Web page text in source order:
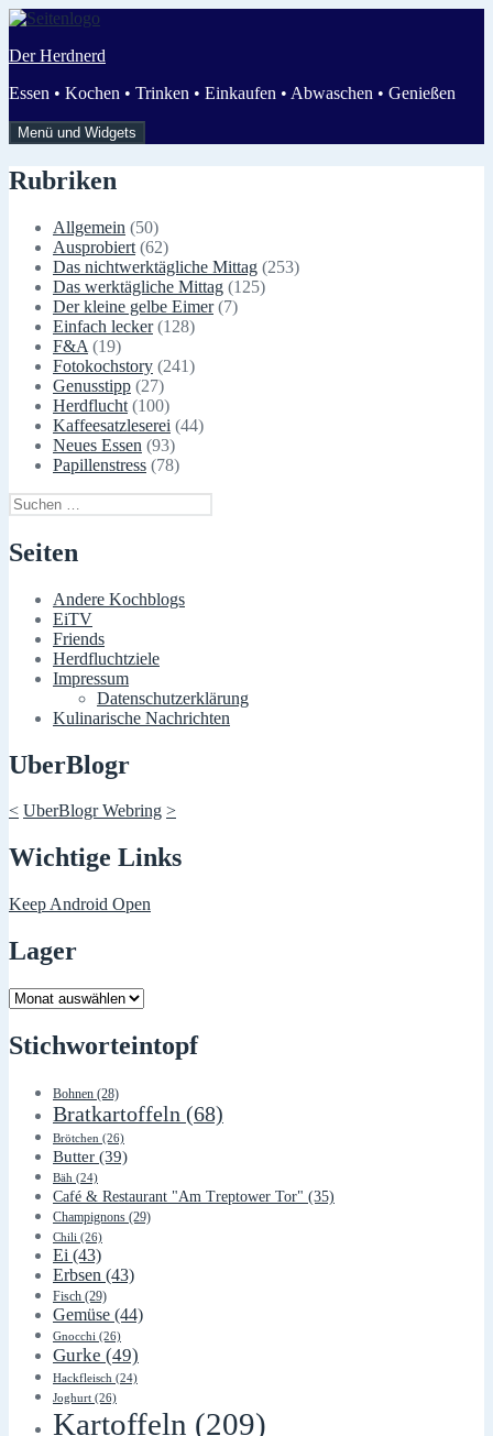
Zum
springen
Der Herdnerd
Essen • Kochen • Trinken • Einkaufen • Abwaschen • Genießen
Menü und Widgets
Rubriken
Allgemein (50)
Ausprobiert (62)
Das nichtwerktägliche Mittag (253)
Das werktägliche Mittag (125)
Der kleine gelbe Eimer(7)
Einfach lecker(128)
F&A (19)
Fotokochstory (241)
Genusstipp (27)
Herdflucht (100)
Kaffeesatzleserei (44)
Neues Essen (93)
Papillenstress (78)
Suchen
nach:
Seiten
Andere Kochblogs
EiTV
Friends
Herdfluchtziele
Impressum
Datenschutzerklärung
Kulinarische Nachrichten
UberBlogr
< UberBlogr Webring >
Wichtige Links
Keep Android Open
Lager
Lager
Stichworteintopf
Bohnen (28)
Bratkartoffeln (68)
Brötchen (26)
Butter (39)
Bäh (24)
Café & Restaurant "Am Treptower Tor" (35)
Champignons (29)
Chili (26)
Ei (43)
Erbsen (43)
Fisch (29)
Gemüse (44)
Gnocchi (26)
Gurke (49)
Hackfleisch (24)
Joghurt (26)
Kartoffeln (209)